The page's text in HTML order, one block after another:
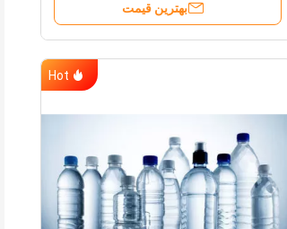
بهترین قیمت
Hot